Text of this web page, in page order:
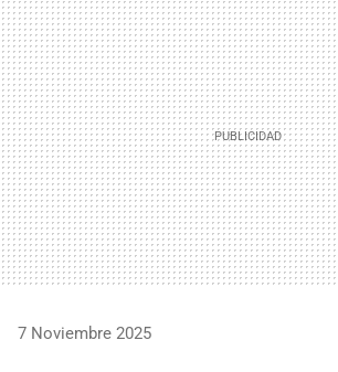
MAIL
7 Noviembre 2025